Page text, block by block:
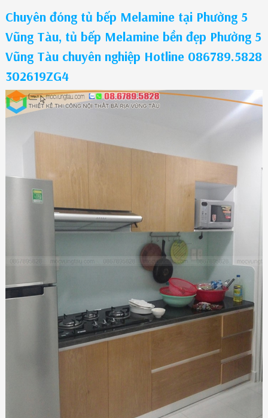
Chuyên đóng tủ bếp Melamine tại Phường 5
Vũng Tàu, tủ bếp Melamine bền đẹp Phường 5
Vũng Tàu chuyên nghiệp Hotline 086789.5828
302619ZG4